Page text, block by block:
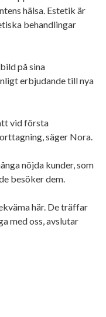
hälsa. Estetik är
behandlingar
på sina
erbjudande till nya
vid första
säger Nora.
nöjda kunder, som
besöker dem.
här. De träffar
med oss, avslutar